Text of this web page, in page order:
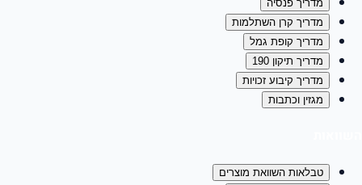
מדריך פנסיה
מדריך קרן השתלמות
מדריך קופת גמל
מדריך תיקון 190
מדריך קיבוע זכויות
מגזין וכתבות
טבלאות השוואת מוצרים